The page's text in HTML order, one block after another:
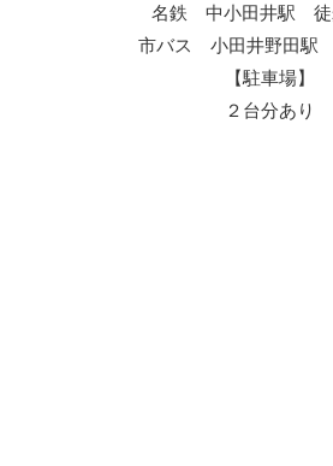
名鉄 中小田井駅 徒
市バス 小田井野田駅
【駐車場】
２台分あり